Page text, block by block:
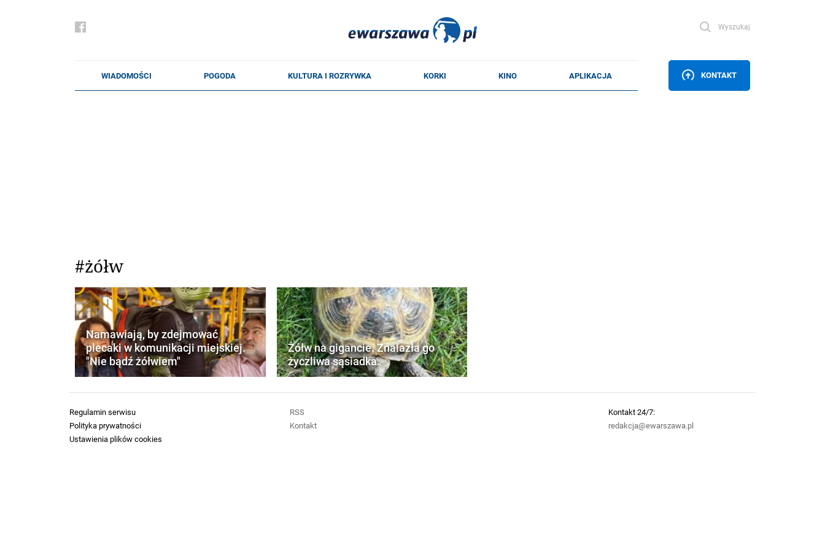
Wyszukaj
KONTAKT
#żółw
Namawiają, by zdejmować
plecaki w komunikacji miejskiej.
"Nie bądź żółwiem"
Żółw na gigancie. Znalazła go
życzliwa sąsiadka.
Regulamin serwisu
Polityka prywatności
Ustawienia plików cookies
RSS
Kontakt
Kontakt 24/7:
redakcja@ewarszawa.pl